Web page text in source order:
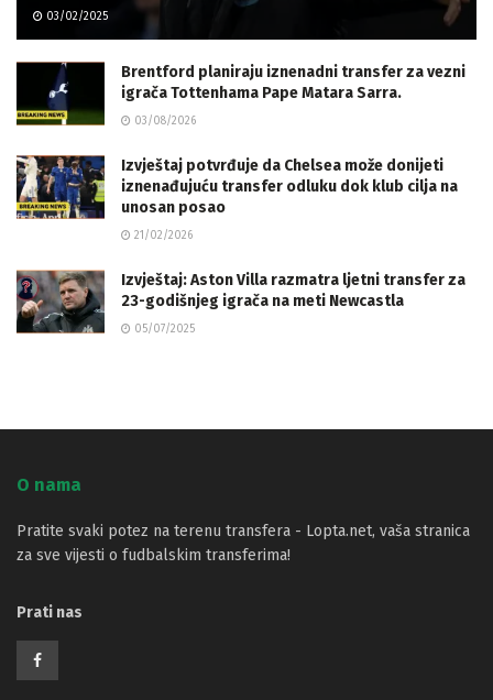
03/02/2025
Brentford planiraju iznenadni transfer za vezni
igrača Tottenhama Pape Matara Sarra.
03/08/2026
Izvještaj potvrđuje da Chelsea može donijeti
iznenađujuću transfer odluku dok klub cilja na
unosan posao
21/02/2026
Izvještaj: Aston Villa razmatra ljetni transfer za
23-godišnjeg igrača na meti Newcastla
05/07/2025
O nama
Pratite svaki potez na terenu transfera - Lopta.net, vaša stranica
za sve vijesti o fudbalskim transferima!
Prati nas